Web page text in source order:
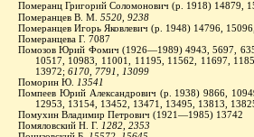
Померанц Григорий Соломонович (р. 1918) 14879,
Померанцев В. М. 5520, 9238
Померанцев Игорь Яковлевич (р. 1948) 14796,
Померанцева Г. 7087
Помозов Юрий Фомич (1926—1989) 4943, 5697,
10517, 10983, 11001, 11195, 11562, 11697,
13972; 6170, 7791, 13099
Поморин Ю. 13541
Помпеев Юрий Александрович (р. 1938) 9866,
12953, 13154, 13452, 13471, 13495, 13813,
Помухин Владимир Петрович (1921—1985) 13742
Помяловский Н. Г. 1282, 2353